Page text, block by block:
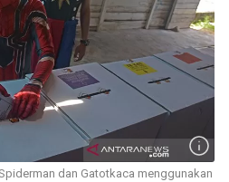
dan Gatotkaca menggunakan